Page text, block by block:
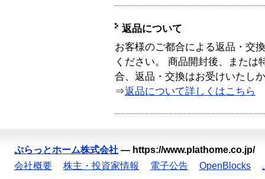
返品について
お客様のご都合による返品・交
ください。 商品開封後、または
合、返品・交換はお受けいたし
⇒返品について詳しくはこちら
ぷらっとホーム株式会社 — https://www.plathome.co.jp/
会社概要
株主・投資家情報 電子公告 OpenBlocks